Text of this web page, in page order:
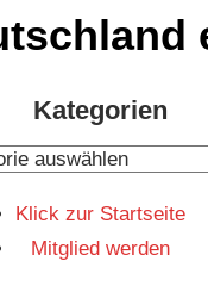
Kategorien
Klick zur Startseite
Mitglied werden